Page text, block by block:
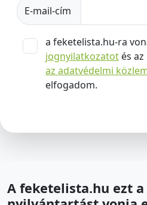
E-mail-cím
a feketelista.hu-ra
jognyilatkozatot és az
az adatvédelmi
elfogadom.
A feketelista.hu ezt a